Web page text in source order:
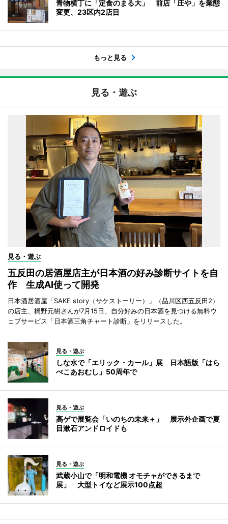
青物横丁に「定食のまる大」 前店「庄や」を業態
変更、23区内2店目
もっと見る
見る・遊ぶ
見る・遊ぶ
五反田の居酒屋店主が日本酒の好み診断サイトを自
作 生成AI使って開発
日本酒居酒屋「SAKE story（サケストーリー）」（品川区西五反田2）
の店主、橋野元樹さんが7月15日、自分好みの日本酒を見つける無料ウ
ェブサービス「日本酒三角チャート診断」をリリースした。
見る・遊ぶ
しな水で「エリック・カール」展 日本語版「はら
ぺこあおむし」50周年で
見る・遊ぶ
高ゲで展覧会「いのちの未来＋」 展示外企画で夏
目漱石アンドロイドも
見る・遊ぶ
武蔵小山で「明和電機 オモチャができるまで
展」 大型トイなど展示100点超